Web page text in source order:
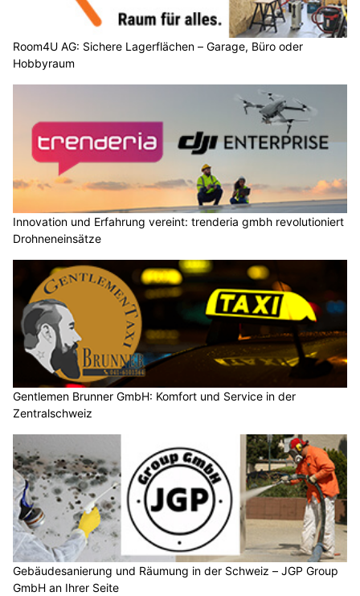
Room4U AG: Sichere Lagerflächen – Garage, Büro oder
Innovation und Erfahrung vereint: trenderia gmbh revolutioniert
Gentlemen Brunner GmbH: Komfort und Service in der
Zentralschweiz
Gebäudesanierung und Räumung in der Schweiz – JGP Group
GmbH an Ihrer Seite